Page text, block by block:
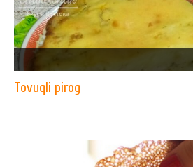
Tovuqli pirog